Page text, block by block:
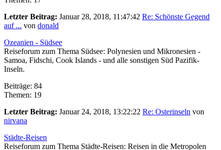
Letzter Beitrag: Januar 28, 2018, 11:47:42 Re: Schönste Gegend
auf ... von donald
Ozeanien - Südsee
Reiseforum zum Thema Südsee: Polynesien und Mikronesien -
Samoa, Fidschi, Cook Islands - und alle sonstigen Süd Pazifik-
Inseln.
Beiträge: 84
Themen: 19
Letzter Beitrag: Januar 24, 2018, 13:22:22 Re: Osterinseln von
nirvana
Städte-Reisen
Reiseforum zum Thema Städte-Reisen: Reisen in die Metropolen